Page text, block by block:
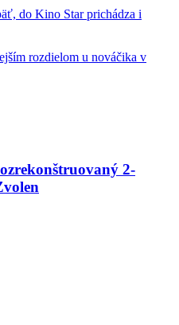
do Kino Star prichádza i
rozdielom u nováčika v
2-